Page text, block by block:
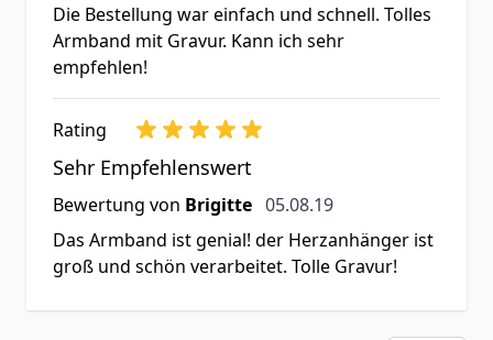
Die Bestellung war einfach und schnell. Tolles
Armband mit Gravur. Kann ich sehr
empfehlen!
Rating
Sehr Empfehlenswert
Bewertung von Brigitte 5. August 2019
05.08.19
Das Armband ist genial! der Herzanhänger ist
groß und schön verarbeitet. Tolle Gravur!